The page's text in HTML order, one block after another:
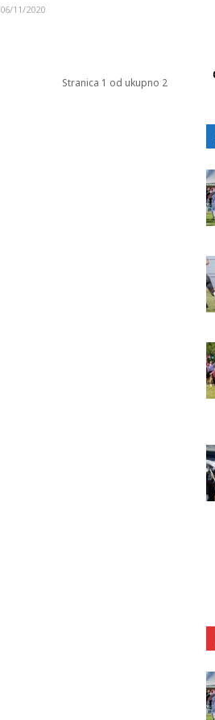
06/11/2020
Stranica 1 od ukupno 2